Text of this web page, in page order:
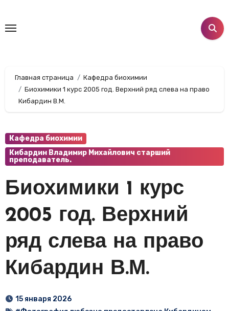
содержанию
Главная страница
Кафедра биохимии
Биохимики 1 курс 2005 год. Верхний ряд слева на право
Кибардин В.М.
Кафедра биохимии
Кибардин Владимир Михайлович старший
преподаватель.
Биохимики 1 курс
2005 год. Верхний
ряд слева на право
Кибардин В.М.
15 января 2026